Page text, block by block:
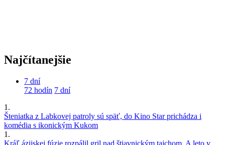
Najčítanejšie
7 dní
72 hodín 7 dní
1.
Šteniatka z Labkovej patroly sú späť, do Kino Star prichádza i
komédia s ikonickým Kukom
1.
Kráľ ázijskej fúzie rozpálil gril nad štiavnickým tajchom. A leto v